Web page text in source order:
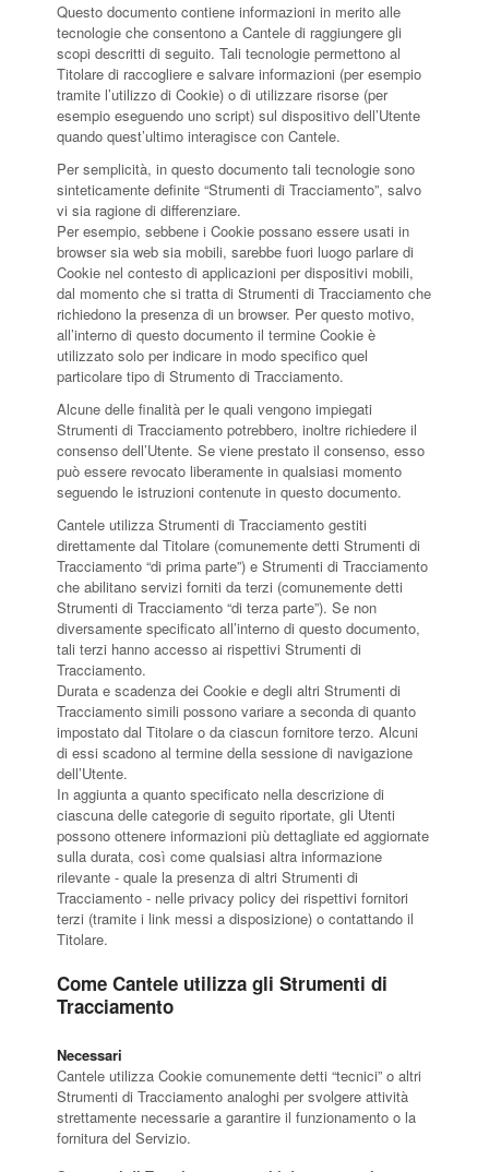
Questo documento contiene informazioni in merito alle
tecnologie che consentono a Cantele di raggiungere gli
scopi descritti di seguito. Tali tecnologie permettono al
Titolare di raccogliere e salvare informazioni (per esempio
tramite l’utilizzo di Cookie) o di utilizzare risorse (per
esempio eseguendo uno script) sul dispositivo dell’Utente
quando quest’ultimo interagisce con Cantele.
Per semplicità, in questo documento tali tecnologie sono
sinteticamente definite “Strumenti di Tracciamento”, salvo
vi sia ragione di differenziare.
Per esempio, sebbene i Cookie possano essere usati in
browser sia web sia mobili, sarebbe fuori luogo parlare di
Cookie nel contesto di applicazioni per dispositivi mobili,
dal momento che si tratta di Strumenti di Tracciamento che
richiedono la presenza di un browser. Per questo motivo,
all’interno di questo documento il termine Cookie è
utilizzato solo per indicare in modo specifico quel
particolare tipo di Strumento di Tracciamento.
Alcune delle finalità per le quali vengono impiegati
Strumenti di Tracciamento potrebbero, inoltre richiedere il
consenso dell’Utente. Se viene prestato il consenso, esso
può essere revocato liberamente in qualsiasi momento
seguendo le istruzioni contenute in questo documento.
Cantele utilizza Strumenti di Tracciamento gestiti
direttamente dal Titolare (comunemente detti Strumenti di
Tracciamento “di prima parte”) e Strumenti di Tracciamento
che abilitano servizi forniti da terzi (comunemente detti
Strumenti di Tracciamento “di terza parte”). Se non
diversamente specificato all’interno di questo documento,
tali terzi hanno accesso ai rispettivi Strumenti di
Tracciamento.
Durata e scadenza dei Cookie e degli altri Strumenti di
Tracciamento simili possono variare a seconda di quanto
impostato dal Titolare o da ciascun fornitore terzo. Alcuni
di essi scadono al termine della sessione di navigazione
dell’Utente.
In aggiunta a quanto specificato nella descrizione di
ciascuna delle categorie di seguito riportate, gli Utenti
possono ottenere informazioni più dettagliate ed aggiornate
sulla durata, così come qualsiasi altra informazione
rilevante - quale la presenza di altri Strumenti di
Tracciamento - nelle privacy policy dei rispettivi fornitori
terzi (tramite i link messi a disposizione) o contattando il
Titolare.
Come Cantele utilizza gli Strumenti di
Tracciamento
Necessari
Cantele utilizza Cookie comunemente detti “tecnici” o altri
Strumenti di Tracciamento analoghi per svolgere attività
strettamente necessarie a garantire il funzionamento o la
fornitura del Servizio.